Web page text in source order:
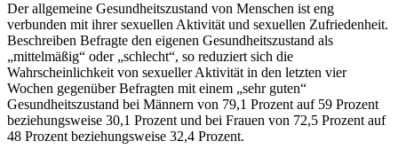
Der allgemeine Gesundheitszustand von Menschen ist eng
verbunden mit ihrer sexuellen Aktivität und sexuellen Zufriedenheit.
Beschreiben Befragte den eigenen Gesundheitszustand als
„mittelmäßig“ oder „schlecht“, so reduziert sich die
Wahrscheinlichkeit von sexueller Aktivität in den letzten vier
Wochen gegenüber Befragten mit einem „sehr guten“
Gesundheitszustand bei Männern von 79,1 Prozent auf 59 Prozent
beziehungsweise 30,1 Prozent und bei Frauen von 72,5 Prozent auf
48 Prozent beziehungsweise 32,4 Prozent.